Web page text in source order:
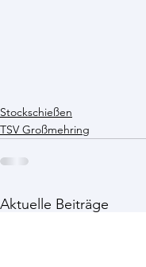
Stockschießen
TSV Großmehring
Aktuelle Beiträge